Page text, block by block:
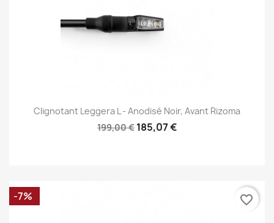
Clignotant Leggera L - Anodisé Noir, Avant Rizoma
199,00 € 185,07 €
-7% favorite_border